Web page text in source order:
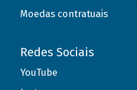
Moedas contratuais
Redes Sociais
YouTube